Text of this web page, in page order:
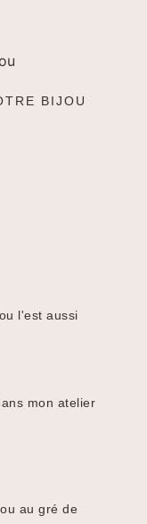
BIJOU
l'est aussi
mon atelier
au gré de